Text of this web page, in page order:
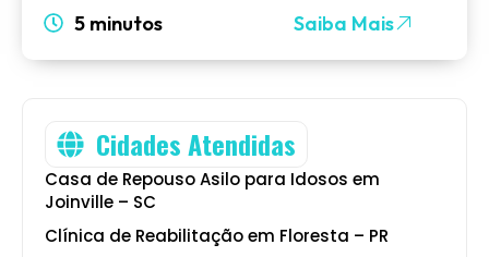
Cidades Atendidas
Casa de Repouso Asilo para Idosos em
Joinville – SC
Clínica de Reabilitação em Floresta – PR
5 minutos Saiba Mais